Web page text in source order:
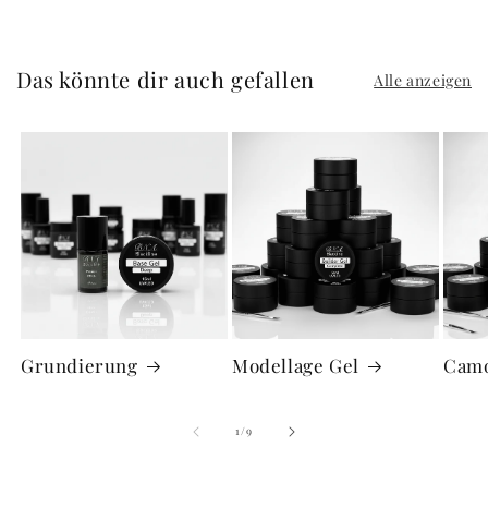
Das könnte dir auch gefallen Alle anzeigen
Grundierung Modellage Gel
1/von
9